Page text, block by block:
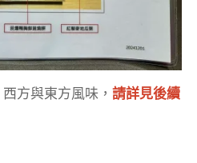
方與東方風味， 請詳見後續